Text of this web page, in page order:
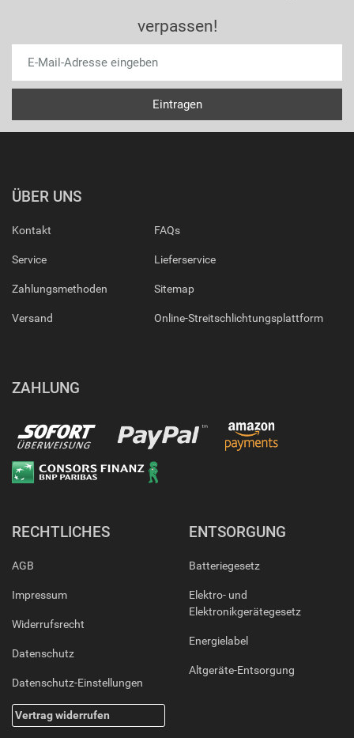
verpassen!
ÜBER UNS
Kontakt
Service
Zahlungsmethoden
Versand
FAQs
Lieferservice
Sitemap
Online-Streitschlichtungsplattform
ZAHLUNG
RECHTLICHES
AGB
Impressum
Widerrufsrecht
Datenschutz
Datenschutz-Einstellungen
Vertrag widerrufen
ENTSORGUNG
Batteriegesetz
Elektro- und
Elektronikgerätegesetz
Energielabel
Altgeräte-Entsorgung